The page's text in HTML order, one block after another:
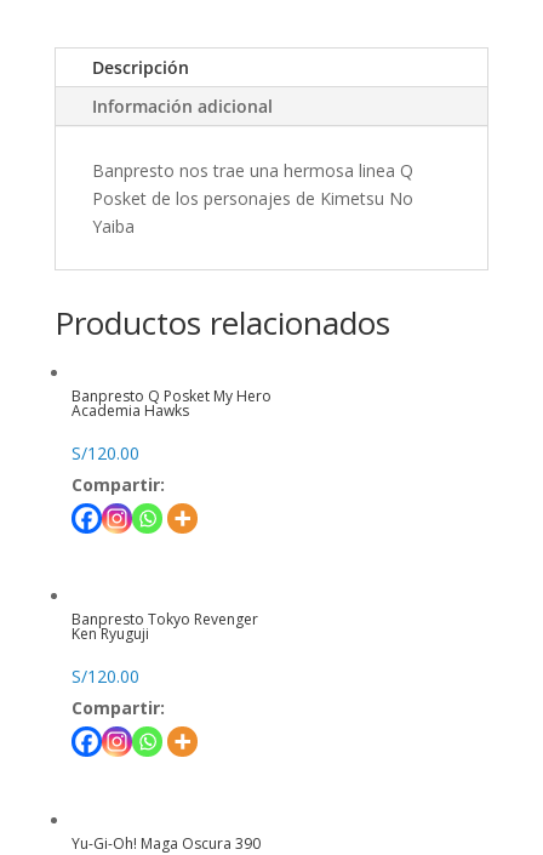
Descripción
Información adicional
Banpresto nos trae una hermosa linea Q
Posket de los personajes de Kimetsu No
Yaiba
Productos relacionados
Banpresto Q Posket My Hero
Academia Hawks
S/120.00
Compartir:
Banpresto Tokyo Revenger
Ken Ryuguji
S/120.00
Compartir:
Yu-Gi-Oh! Maga Oscura 390